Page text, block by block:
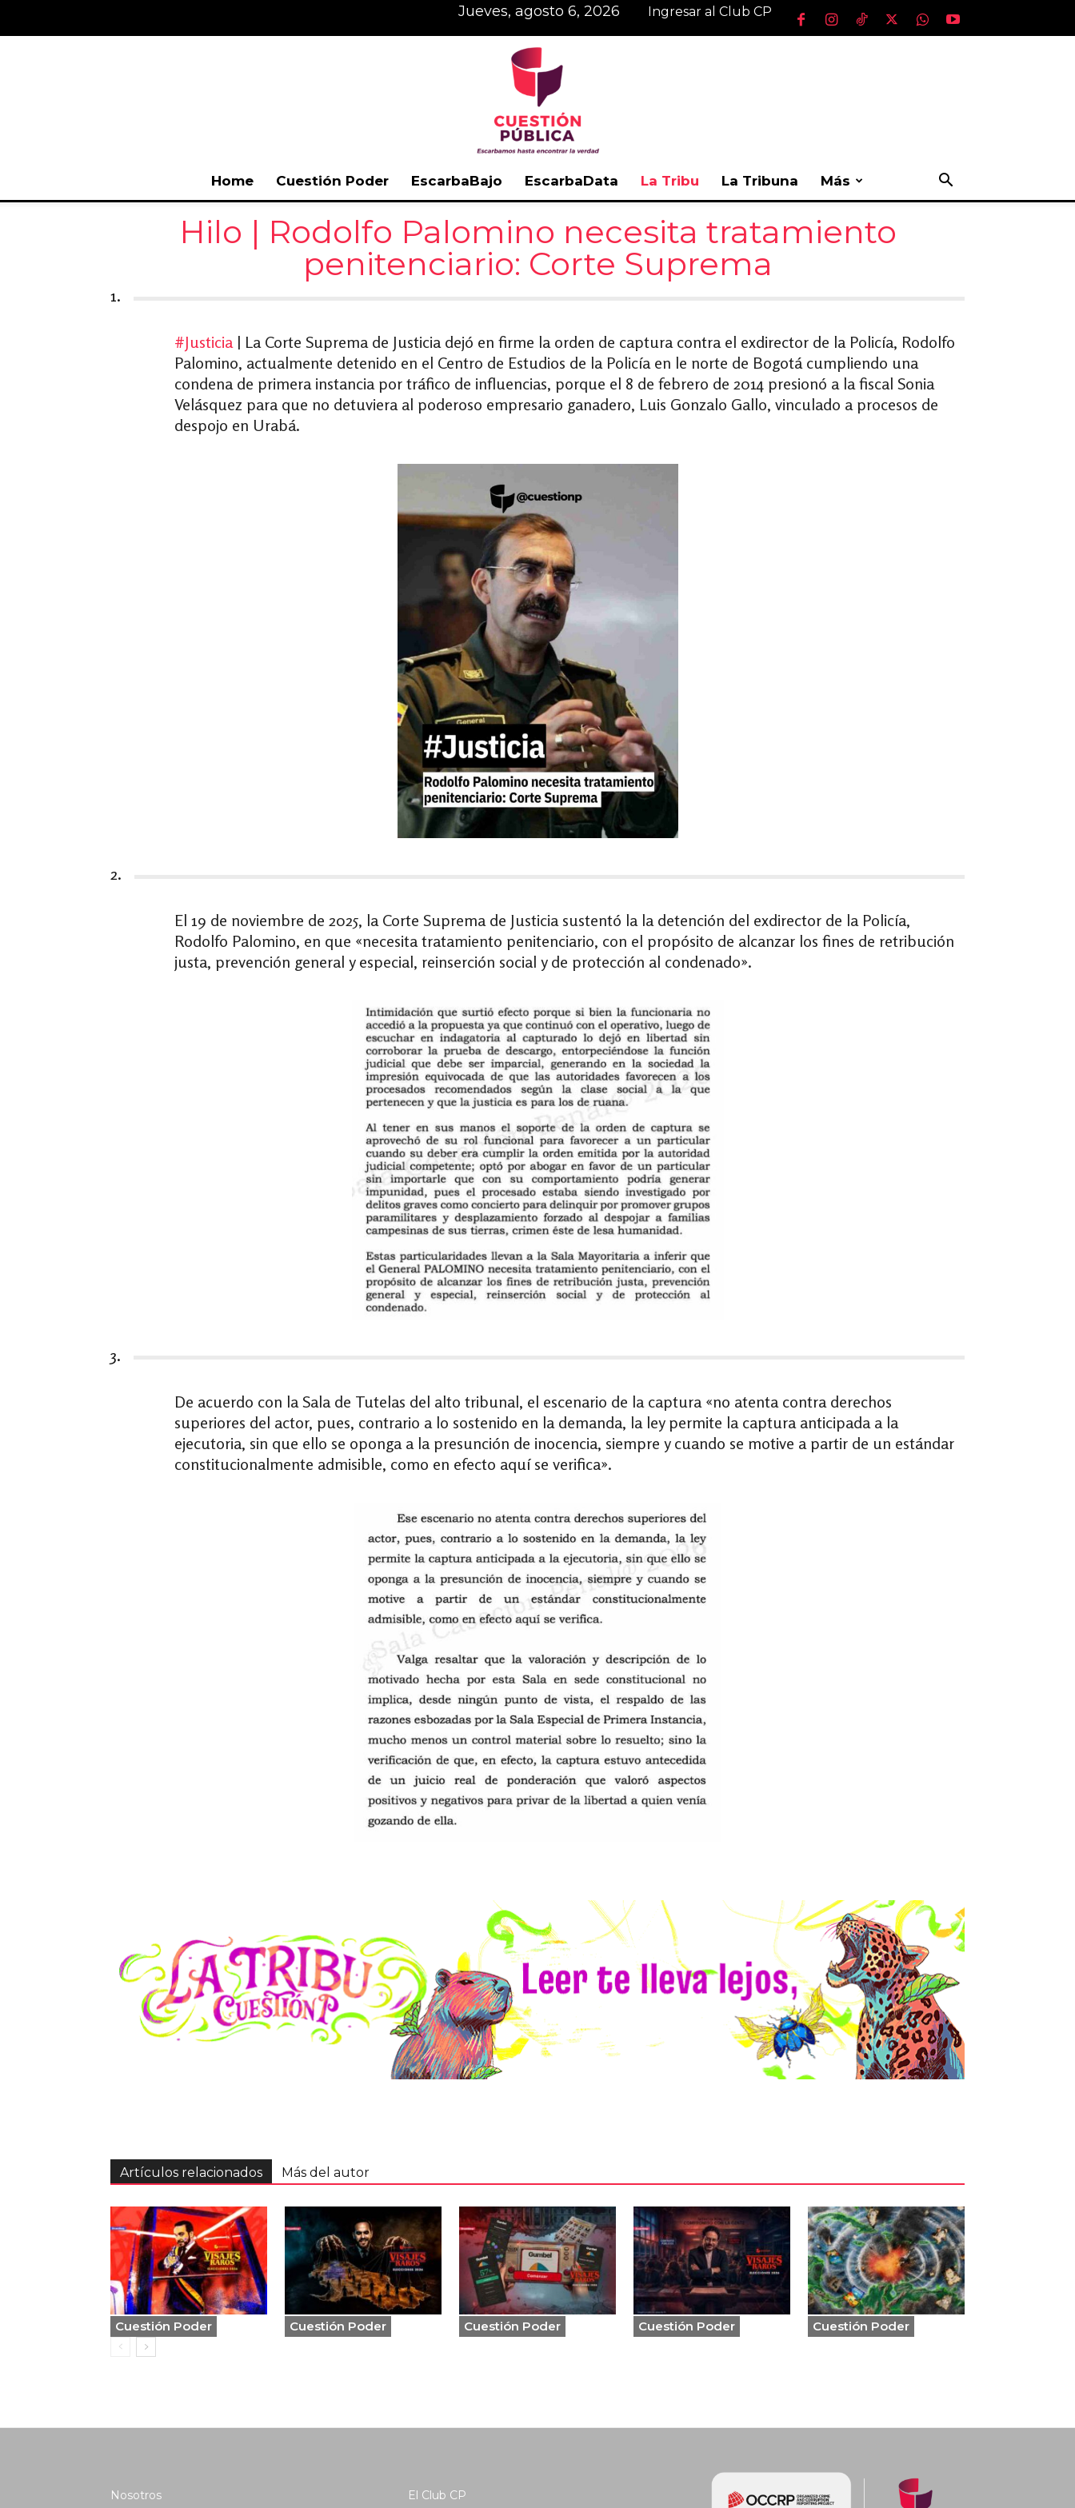
jueves, agosto 6, 2026 Ingresar al Club CP
Home Cuestión Poder EscarbaBajo EscarbaData La Tribu La Tribuna Más
Hilo | Rodolfo Palomino necesita tratamiento
penitenciario: Corte Suprema
1.
#Justicia| La Corte Suprema de Justicia dejó en firme la orden de captura contra el exdirector de la Policía, Rodolfo
Palomino, actualmente detenido en el Centro de Estudios de la Policía en le norte de Bogotá cumpliendo una
condena de primera instancia por tráfico de influencias, porque el 8 de febrero de 2014 presionó a la fiscal Sonia
Velásquez para que no detuviera al poderoso empresario ganadero, Luis Gonzalo Gallo, vinculado a procesos de
despojo en Urabá.
2.
El 19 de noviembre de 2025, la Corte Suprema de Justicia sustentó la la detención del exdirector de la Policía,
Rodolfo Palomino, en que «necesita tratamiento penitenciario, con el propósito de alcanzar los fines de retribución
justa, prevención general y especial, reinserción social y de protección al condenado».
3.
De acuerdo con la Sala de Tutelas del alto tribunal, el escenario de la captura «no atenta contra derechos
superiores del actor, pues, contrario a lo sostenido en la demanda, la ley permite la captura anticipada a la
ejecutoria, sin que ello se oponga a la presunción de inocencia, siempre y cuando se motive a partir de un estándar
constitucionalmente admisible, como en efecto aquí se verifica».
Artículos relacionados Más del autor
Cuestión Poder Cuestión Poder Cuestión Poder Cuestión Poder Cuestión Poder
Nosotros El Club CP